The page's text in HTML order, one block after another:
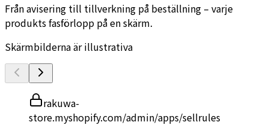
Från avisering till tillverkning på beställning – varje
produkts fasförlopp på en skärm.
Skärmbilderna är illustrativa
rakuwa-
store.myshopify.com/admin/apps/sellrules